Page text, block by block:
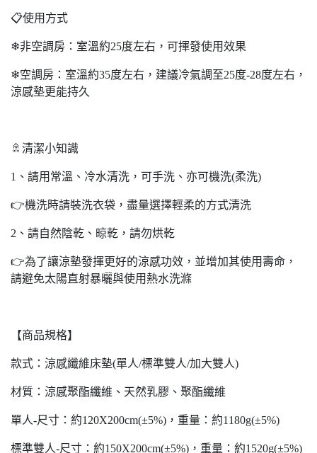
📋使用方式
❄非空調房：室溫約25度左右，可揮發使用效果
❄空調房：室溫約35度左右，建議冷氣調至25度-28度左右，
涼感墊更能持久
🚿清潔小知識
1、請用常溫、冷水清洗，可手洗、亦可機洗(柔洗)
👉機洗時請裝洗衣袋，盡量選擇輕柔的方式清洗
2、請自然陰乾、晾乾，請勿烘乾
👉為了讓涼墊發揮更好的涼感功效，並增加其使用壽命，
請避免太陽直射暴曬與使用熱水洗滌
【商品規格】
款式：涼感纖維床墊(單人/標準雙人/加大雙人)
材質：涼感聚酯纖維、天然乳膠、聚酯纖維
單人-尺寸：約120X200cm(±5%)，重量：約1180g(±5%)
標準雙人-尺寸：約150X200cm(±5%)，重量：約1520g(±5%)